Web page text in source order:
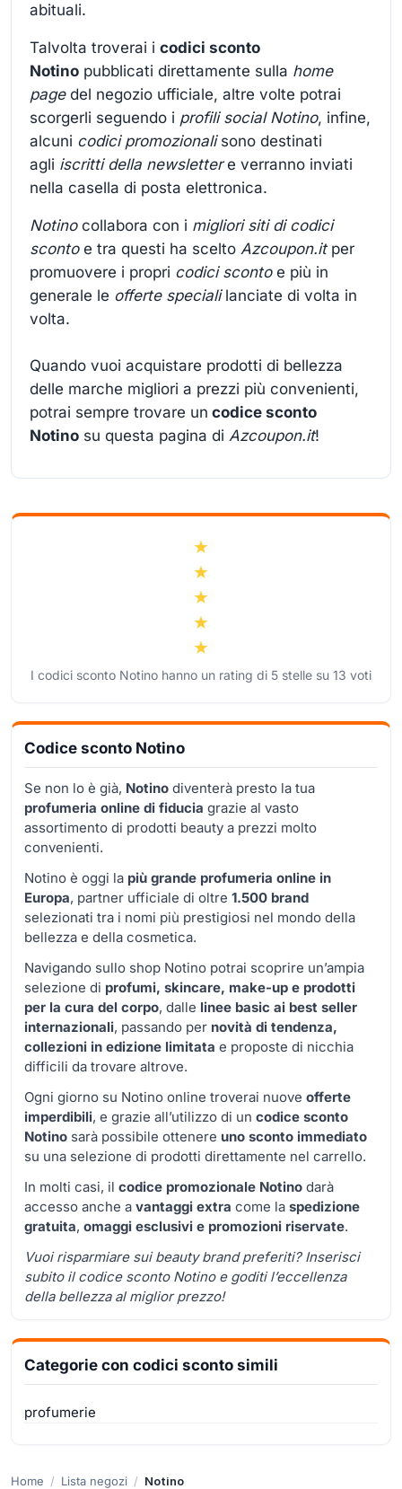
abituali.
Talvolta troverai i codici sconto
Notino pubblicati direttamente sulla home
pagedel negozio ufficiale, altre volte potrai
scorgerli seguendo i profili social Notino, infine,
alcuni codici promozionalisono destinati
agli iscritti della newslettere verranno inviati
nella casella di posta elettronica.
Notinocollabora con i migliori siti di codici
scontoe tra questi ha scelto Azcoupon.itper
promuovere i propri codici scontoe più in
generale le offerte speciali lanciate di volta in
volta.
Quando vuoi acquistare prodotti di bellezza
delle marche migliori a prezzi più convenienti,
potrai sempre trovare un codice sconto
Notino su questa pagina di Azcoupon.it!
I codici sconto Notino hanno un rating di 5 stelle su 13 voti
Codice sconto Notino
Se non lo è già, Notino diventerà presto la tua
profumeria online di fiducia grazie al vasto
assortimento di prodotti beauty a prezzi molto
convenienti.
Notino è oggi la più grande profumeria online in
Europa, partner ufficiale di oltre 1.500 brand
selezionati tra i nomi più prestigiosi nel mondo della
bellezza e della cosmetica.
Navigando sullo shop Notino potrai scoprire un’ampia
selezione di profumi, skincare, make-up e prodotti
per la cura del corpo, dalle linee basic ai best seller
internazionali, passando per novità di tendenza,
collezioni in edizione limitata e proposte di nicchia
difficili da trovare altrove.
Ogni giorno su Notino online troverai nuove offerte
imperdibili, e grazie all’utilizzo di un codice sconto
Notino sarà possibile ottenere uno sconto immediato
su una selezione di prodotti direttamente nel carrello.
In molti casi, il codice promozionale Notino darà
accesso anche a vantaggi extra come la spedizione
gratuita, omaggi esclusivi e promozioni riservate.
Vuoi risparmiare sui beauty brand preferiti? Inserisci
subito il codice sconto Notino e goditi l’eccellenza
della bellezza al miglior prezzo!
Categorie con codici sconto simili
profumerie
Home Lista negozi Notino